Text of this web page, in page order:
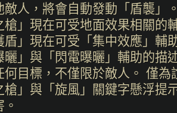
敵人，將會自動發動「盾襲」
槍」現在可受地面效果相關的
盾」現在可受「集中效應」輔
曬」與「閃電曝曬」輔助的
何目標，不僅限於敵人。 僅為
槍」與「旋風」關鍵字懸浮